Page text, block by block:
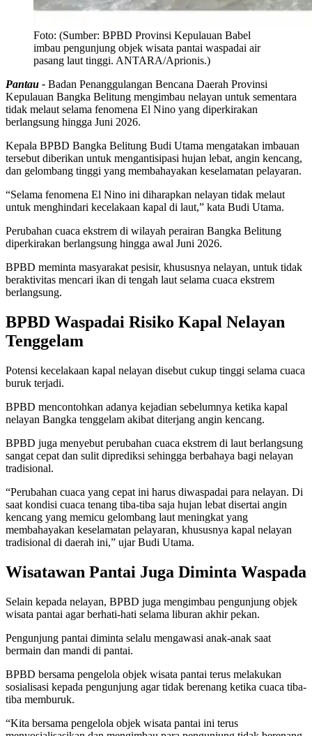
Foto: (Sumber: BPBD Provinsi Kepulauan Babel
imbau pengunjung objek wisata pantai waspadai air
pasang laut tinggi. ANTARA/Aprionis.)
Pantau - Badan Penanggulangan Bencana Daerah Provinsi
Kepulauan Bangka Belitung mengimbau nelayan untuk sementara
tidak melaut selama fenomena El Nino yang diperkirakan
berlangsung hingga Juni 2026.
Kepala BPBD Bangka Belitung Budi Utama mengatakan imbauan
tersebut diberikan untuk mengantisipasi hujan lebat, angin kencang,
dan gelombang tinggi yang membahayakan keselamatan pelayaran.
“Selama fenomena El Nino ini diharapkan nelayan tidak melaut
untuk menghindari kecelakaan kapal di laut,” kata Budi Utama.
Perubahan cuaca ekstrem di wilayah perairan Bangka Belitung
diperkirakan berlangsung hingga awal Juni 2026.
BPBD meminta masyarakat pesisir, khususnya nelayan, untuk tidak
beraktivitas mencari ikan di tengah laut selama cuaca ekstrem
berlangsung.
BPBD Waspadai Risiko Kapal Nelayan
Tenggelam
Potensi kecelakaan kapal nelayan disebut cukup tinggi selama cuaca
buruk terjadi.
BPBD mencontohkan adanya kejadian sebelumnya ketika kapal
nelayan Bangka tenggelam akibat diterjang angin kencang.
BPBD juga menyebut perubahan cuaca ekstrem di laut berlangsung
sangat cepat dan sulit diprediksi sehingga berbahaya bagi nelayan
tradisional.
“Perubahan cuaca yang cepat ini harus diwaspadai para nelayan. Di
saat kondisi cuaca tenang tiba-tiba saja hujan lebat disertai angin
kencang yang memicu gelombang laut meningkat yang
membahayakan keselamatan pelayaran, khususnya kapal nelayan
tradisional di daerah ini,” ujar Budi Utama.
Wisatawan Pantai Juga Diminta Waspada
Selain kepada nelayan, BPBD juga mengimbau pengunjung objek
wisata pantai agar berhati-hati selama liburan akhir pekan.
Pengunjung pantai diminta selalu mengawasi anak-anak saat
bermain dan mandi di pantai.
BPBD bersama pengelola objek wisata pantai terus melakukan
sosialisasi kepada pengunjung agar tidak berenang ketika cuaca tiba-
tiba memburuk.
“Kita bersama pengelola objek wisata pantai ini terus